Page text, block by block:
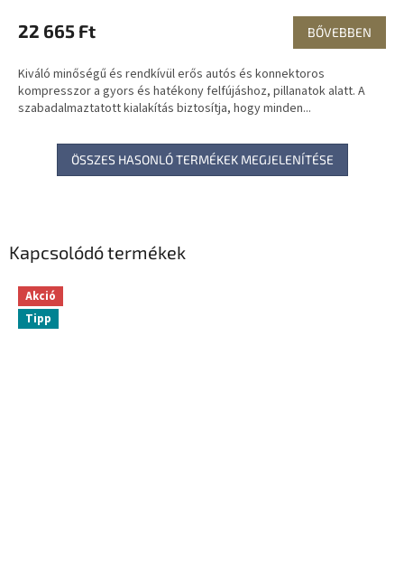
Kapcsolódó termékek
Akció
Tipp
22 665 Ft BŐVEBBEN
Kiváló minőségű és rendkívül erős autós és konnektoros
kompresszor a gyors és hatékony felfújáshoz, pillanatok alatt. A
szabadalmaztatott kialakítás biztosítja, hogy minden...
ÖSSZES HASONLÓ TERMÉKEK MEGJELENÍTÉSE